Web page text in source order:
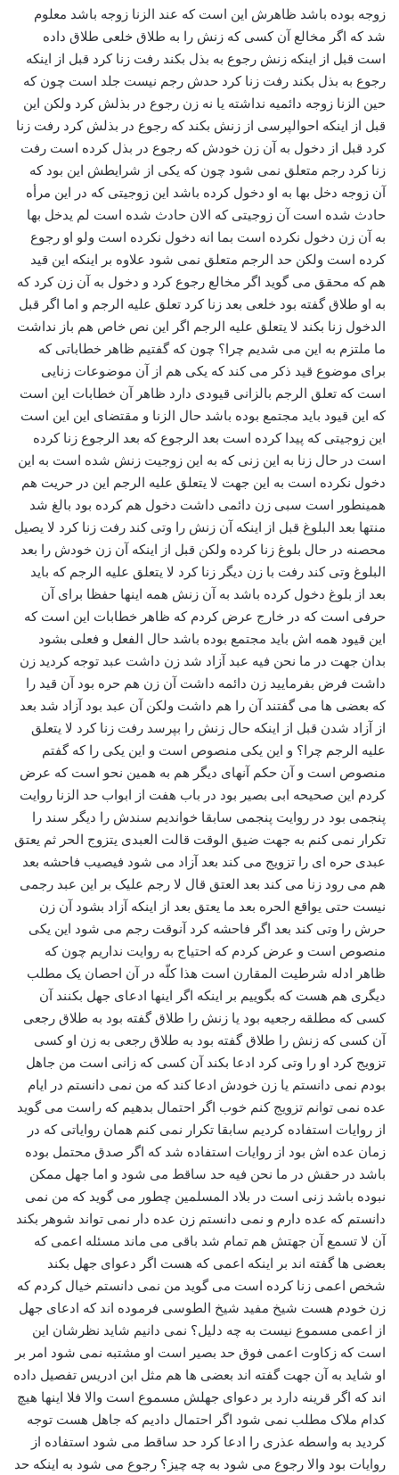
زوجه بوده باشد ظاهرش این است که عند الزنا زوجه باشد معلوم
شد که اگر مخالع آن کسی که زنش را به طلاق خلعی طلاق داده
است قبل از اینکه زنش رجوع به بذل بکند رفت زنا کرد قبل از اینکه
رجوع به بذل بکند رفت زنا کرد حدش رجم نیست جلد است چون که
حین الزنا زوجه دائمیه نداشته یا نه زن رجوع در بذلش کرد ولکن این
قبل از اینکه احوالپرسی از زنش بکند که رجوع در بذلش کرد رفت زنا
کرد قبل از دخول به آن زن خودش که رجوع در بذل کرده است رفت
زنا کرد رجم متعلق نمی شود چون که یکی از شرایطش این بود که
آن زوجه دخل بها به او دخول کرده باشد این زوجیتی که در این مرأه
حادث شده است آن زوجیتی که الان حادث شده است لم یدخل بها
به آن زن دخول نکرده است بما انه دخول نکرده است ولو او رجوع
کرده است ولکن حد الرجم متعلق نمی شود علاوه بر اینکه این قید
هم که محقق می گوید اگر مخالع رجوع کرد و دخول به آن زن کرد که
به او طلاق گفته بود خلعی بعد زنا کرد تعلق علیه الرجم و اما اگر قبل
الدخول زنا بکند لا یتعلق علیه الرجم اگر این نص خاص هم باز نداشت
ما ملتزم به این می شدیم چرا؟ چون که گفتیم ظاهر خطاباتی که
برای موضوع قید ذکر می کند که یکی هم از آن موضوعات زنایی
است که تعلق الرجم بالزانی قیودی دارد ظاهر آن خطابات این است
که این قیود باید مجتمع بوده باشد حال الزنا و مقتضای این این است
این زوجیتی که پیدا کرده است بعد الرجوع که بعد الرجوع زنا کرده
است در حال زنا به این زنی که به این زوجیت زنش شده است به این
دخول نکرده است به این جهت لا یتعلق علیه الرجم این در حریت هم
همینطور است سبی زن دائمی داشت دخول هم کرده بود بالغ شد
منتها بعد البلوغ قبل از اینکه آن زنش را وتی کند رفت زنا کرد لا یصیل
محصنه در حال بلوغ زنا کرده ولکن قبل از اینکه آن زن خودش را بعد
البلوغ وتی کند رفت با زن دیگر زنا کرد لا یتعلق علیه الرجم که باید
بعد از بلوغ دخول کرده باشد به آن زنش همه اینها حفظا برای آن
حرفی است که در خارج عرض کردم که ظاهر خطابات این است که
این قیود همه اش باید مجتمع بوده باشد حال الفعل و فعلی بشود
بدان جهت در ما نحن فیه عبد آزاد شد زن داشت عبد توجه کردید زن
داشت فرض بفرمایید زن دائمه داشت آن زن هم حره بود آن قید را
که بعضی ها می گفتند آن را هم داشت ولکن آن عبد بود آزاد شد بعد
از آزاد شدن قبل از اینکه حال زنش را بپرسد رفت زنا کرد لا یتعلق
علیه الرجم چرا؟ و این یکی منصوص است و این یکی را که گفتم
منصوص است و آن حکم آنهای دیگر هم به همین نحو است که عرض
کردم این صحیحه ابی بصیر بود در باب هفت از ابواب حد الزنا روایت
پنجمی بود در روایت پنجمی سابقا خواندیم سندش را دیگر سند را
تکرار نمی کنم به جهت ضیق الوقت قالت العبدی یتزوج الحر ثم یعتق
عبدی حره ای را تزویج می کند بعد آزاد می شود فیصیب فاحشه بعد
هم می رود زنا می کند بعد العتق قال لا رجم علیک بر این عبد رجمی
نیست حتی یواقع الحره بعد ما یعتق بعد از اینکه آزاد بشود آن زن
حرش را وتی کند بعد اگر فاحشه کرد آنوقت رجم می شود این یکی
منصوص است و عرض کردم که احتیاج به روایت نداریم چون که
ظاهر ادله شرطیت المقارن است هذا کلّه در آن احصان یک مطلب
دیگری هم هست که بگوییم بر اینکه اگر اینها ادعای جهل بکنند آن
کسی که مطلقه رجعیه بود یا زنش را طلاق گفته بود به طلاق رجعی
آن کسی که زنش را طلاق گفته بود به طلاق رجعی به زن او کسی
تزویج کرد او را وتی کرد ادعا بکند آن کسی که زانی است من جاهل
بودم نمی دانستم یا زن خودش ادعا کند که من نمی دانستم در ایام
عده نمی توانم تزویج کنم خوب اگر احتمال بدهیم که راست می گوید
از روایات استفاده کردیم سابقا تکرار نمی کنم همان روایاتی که در
زمان عده اش بود از روایات استفاده شد که اگر صدق محتمل بوده
باشد در حقش در ما نحن فیه حد ساقط می شود و اما جهل ممکن
نبوده باشد زنی است در بلاد المسلمین چطور می گوید که من نمی
دانستم که عده دارم و نمی دانستم زن عده دار نمی تواند شوهر بکند
آن لا تسمع آن جهتش هم تمام شد باقی می ماند مسئله اعمی که
بعضی ها گفته اند بر اینکه اعمی که هست اگر دعوای جهل بکند
شخص اعمی زنا کرده است می گوید من نمی دانستم خیال کردم که
زن خودم هست شیخ مفید شیخ الطوسی فرموده اند که ادعای جهل
از اعمی مسموع نیست به چه دلیل؟ نمی دانیم شاید نظرشان این
است که زکاوت اعمی فوق حد بصیر است او مشتبه نمی شود امر بر
او شاید به آن جهت گفته اند بعضی ها هم مثل ابن ادریس تفصیل داده
اند که اگر قرینه دارد بر دعوای جهلش مسموع است والا فلا اینها هیچ
کدام ملاک مطلب نمی شود اگر احتمال دادیم که جاهل هست توجه
کردید به واسطه عذری را ادعا کرد حد ساقط می شود استفاده از
روایات بود والا رجوع می شود به چه چیز؟ رجوع می شود به اینکه حد